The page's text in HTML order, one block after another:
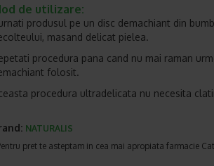
de utilizare:
produsul pe un disc demachiant din
masand delicat pielea.
procedura pana cand nu mai raman
folosit.
procedura ultradelicata nu necesita
NATURALIS
pret te asteptam in cea mai apropiata farmacie